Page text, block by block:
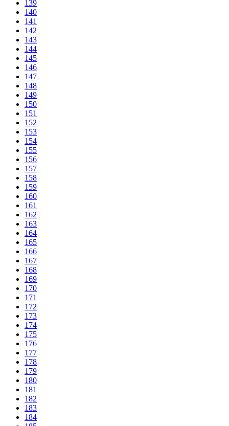
139
140
141
142
143
144
145
146
147
148
149
150
151
152
153
154
155
156
157
158
159
160
161
162
163
164
165
166
167
168
169
170
171
172
173
174
175
176
177
178
179
180
181
182
183
184